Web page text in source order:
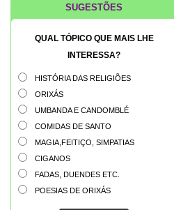
SUGESTÕES
QUAL TÓPICO QUE MAIS LHE
INTERESSA?
HISTÓRIA DAS RELIGIÕES
ORIXÁS
UMBANDA E CANDOMBLÉ
COMIDAS DE SANTO
MAGIA,FEITIÇO, SIMPATIAS
CIGANOS
FADAS, DUENDES ETC.
POESIAS DE ORIXÁS